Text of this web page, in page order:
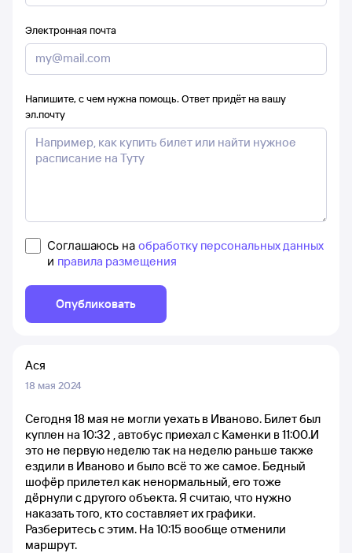
Электронная почта
Напишите, с чем нужна помощь. Ответ придёт на вашу
эл.почту
Соглашаюсь на обработку персональных данных
и правила размещения
Опубликовать
Ася
18 мая 2024
Сегодня 18 мая не могли уехать в Иваново. Билет был
куплен на 10:32 , автобус приехал с Каменки в 11:00.И
это не первую неделю так на неделю раньше также
ездили в Иваново и было всё то же самое. Бедный
шофёр прилетел как ненормальный, его тоже
дëрнули с другого объекта. Я считаю, что нужно
наказать того, кто составляет их графики.
Разберитесь с этим. На 10:15 вообще отменили
маршрут.